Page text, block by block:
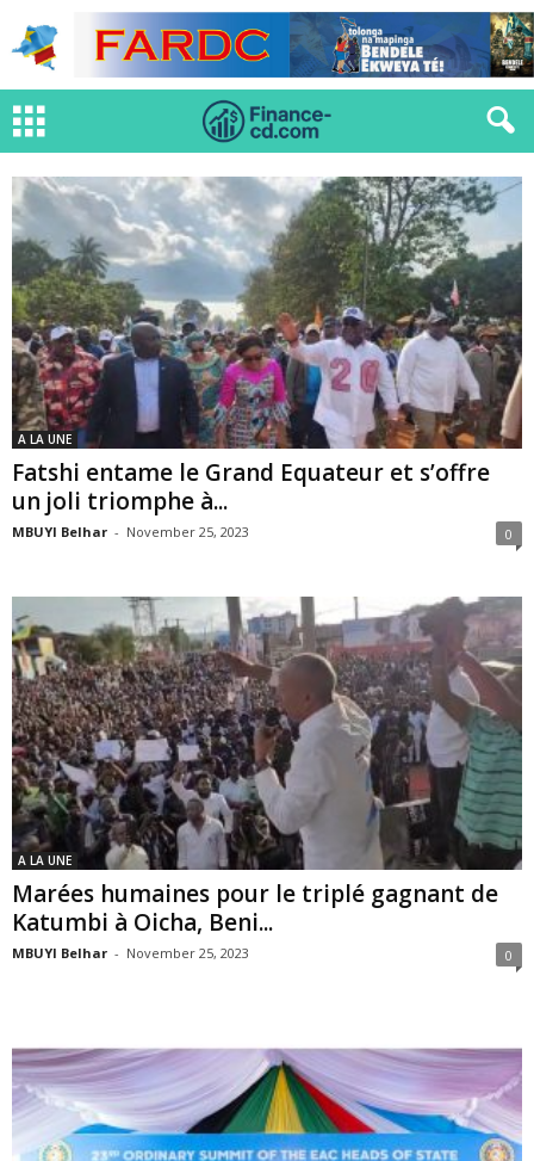
A LA UNE
Fatshi entame le Grand Equateur et s’offre
un joli triomphe à...
MBUYI Belhar - November 25, 2023 0
A LA UNE
Marées humaines pour le triplé gagnant de
Katumbi à Oicha, Beni...
MBUYI Belhar - November 25, 2023 0